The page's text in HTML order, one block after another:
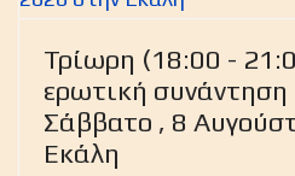
Τρίωρη (18:00 -
ερωτική συνάντηση
Σάββατο , 8
Εκάλη